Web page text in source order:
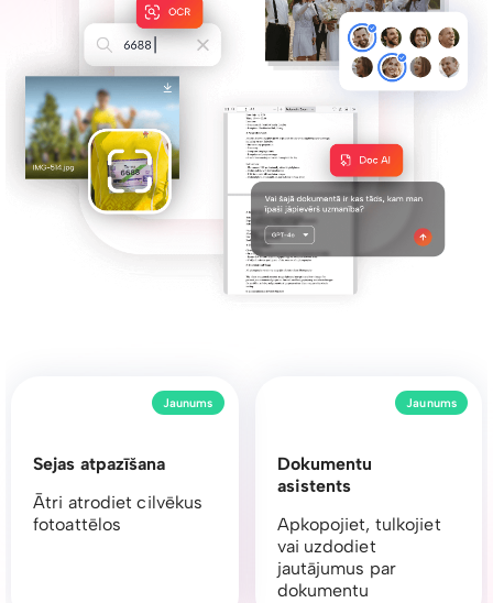
Dokumentu
asistents
Apkopojiet, tulkojiet
vai uzdodiet
jautājumus par
dokumentu
Jaunums
Sejas atpazīšana
Ātri atrodiet cilvēkus
fotoattēlos
Jaunums